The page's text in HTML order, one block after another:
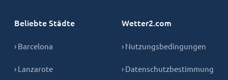
Beliebte Städte
› Barcelona
› Lanzarote
Wetter2.com
› Nutzungsbedingungen
› Datenschutzbestimmung